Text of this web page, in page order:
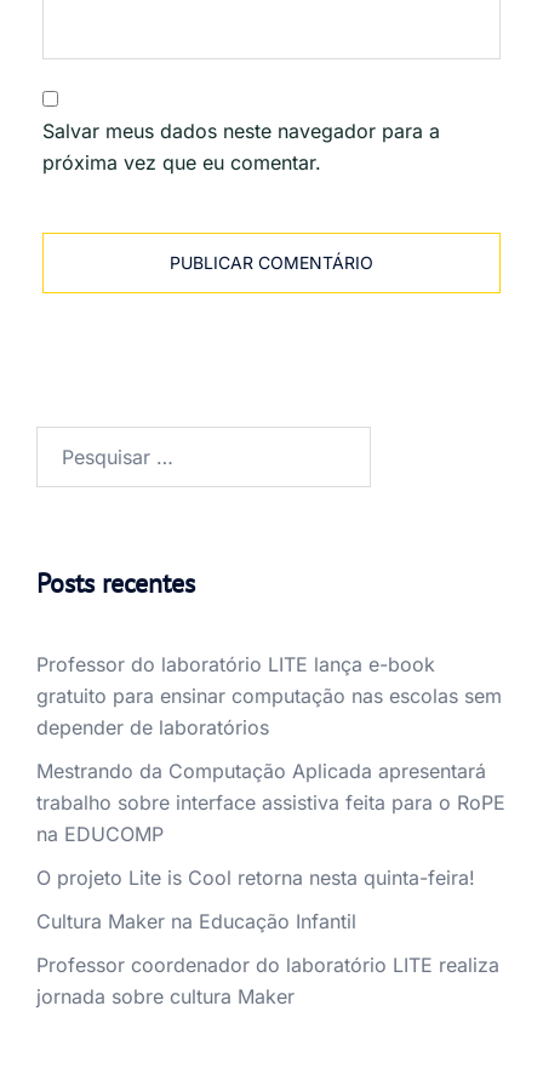
Salvar meus dados neste navegador para a
próxima vez que eu comentar.
Posts recentes
Professor do laboratório LITE lança e-book
gratuito para ensinar computação nas escolas sem
depender de laboratórios
Mestrando da Computação Aplicada apresentará
trabalho sobre interface assistiva feita para o RoPE
na EDUCOMP
O projeto Lite is Cool retorna nesta quinta-feira!
Cultura Maker na Educação Infantil
Professor coordenador do laboratório LITE realiza
jornada sobre cultura Maker